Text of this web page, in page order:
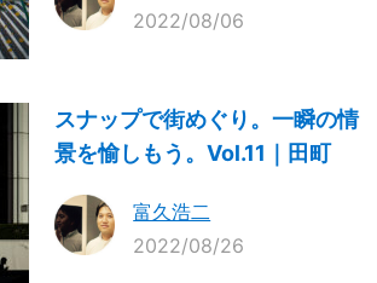
2022/08/06
スナップで街めぐり。一瞬の情
景を愉しもう。Vol.11｜田町
富久浩二
2022/08/26